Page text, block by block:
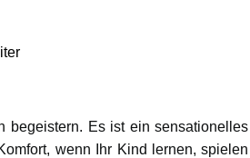
begeistern. Es ist ein sensationelles
wenn Ihr Kind lernen, spielen